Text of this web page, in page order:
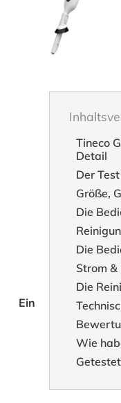
Tineco
Detail
Der
Größe,
Die
Die
Strom &
Die
Wie
Ein